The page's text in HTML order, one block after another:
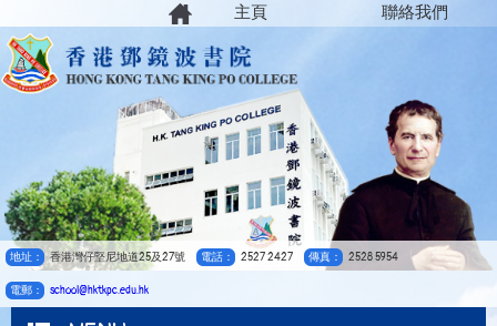
地址： 香港灣仔堅尼地道25及27號 電話： 2527 2427 傳真： 2528 5954
電郵： school@hktkpc.edu.hk
聯絡我們
主頁